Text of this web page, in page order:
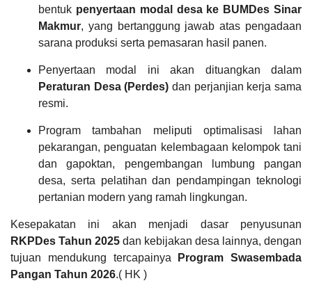
bentuk penyertaan modal desa ke BUMDes Sinar
Makmur, yang bertanggung jawab atas pengadaan
sarana produksi serta pemasaran hasil panen.
Penyertaan modal ini akan dituangkan dalam
Peraturan Desa (Perdes) dan perjanjian kerja sama
resmi.
Program tambahan meliputi optimalisasi lahan
pekarangan, penguatan kelembagaan kelompok tani
dan gapoktan, pengembangan lumbung pangan
desa, serta pelatihan dan pendampingan teknologi
pertanian modern yang ramah lingkungan.
Kesepakatan ini akan menjadi dasar penyusunan
RKPDes Tahun 2025 dan kebijakan desa lainnya, dengan
tujuan mendukung tercapainya
Program Swasembada
Pangan Tahun 2026.( HK )
Hasil Aset Desa